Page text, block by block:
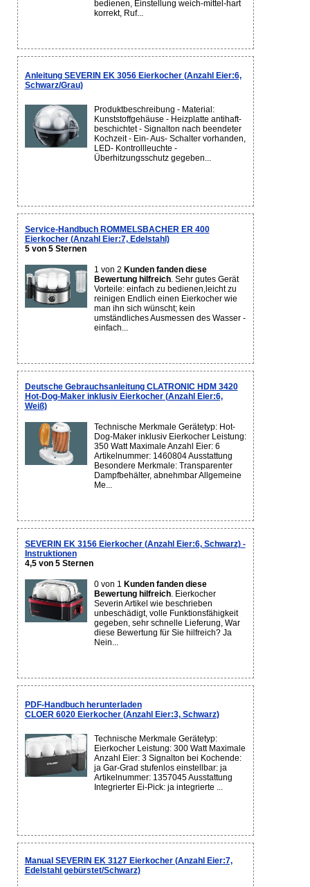
bedienen, Einstellung weich-mittel-hart
korrekt, Ruf...
Anleitung SEVERIN EK 3056 Eierkocher (Anzahl Eier:6,
Schwarz/Grau)
Produktbeschreibung - Material:
Kunststoffgehäuse - Heizplatte antihaft-
beschichtet - Signalton nach beendeter
Kochzeit - Ein- Aus- Schalter vorhanden,
LED- Kontrollleuchte -
Überhitzungsschutz gegeben...
Service-Handbuch ROMMELSBACHER ER 400
Eierkocher (Anzahl Eier:7, Edelstahl)
5 von 5 Sternen
1 von 2 Kunden fanden diese
Bewertung hilfreich. Sehr gutes Gerät
Vorteile: einfach zu bedienen,leicht zu
reinigen Endlich einen Eierkocher wie
man ihn sich wünscht; kein
umständliches Ausmessen des Wasser -
einfach...
Deutsche Gebrauchsanleitung CLATRONIC HDM 3420
Hot-Dog-Maker inklusiv Eierkocher (Anzahl Eier:6,
Weiß)
Technische Merkmale Gerätetyp: Hot-
Dog-Maker inklusiv Eierkocher Leistung:
350 Watt Maximale Anzahl Eier: 6
Artikelnummer: 1460804 Ausstattung
Besondere Merkmale: Transparenter
Dampfbehälter, abnehmbar Allgemeine
Me...
SEVERIN EK 3156 Eierkocher (Anzahl Eier:6, Schwarz) -
Instruktionen
4,5 von 5 Sternen
0 von 1 Kunden fanden diese
Bewertung hilfreich. Eierkocher
Severin Artikel wie beschrieben
unbeschädigt, volle Funktionsfähigkeit
gegeben, sehr schnelle Lieferung, War
diese Bewertung für Sie hilfreich? Ja
Nein...
PDF-Handbuch herunterladen
CLOER 6020 Eierkocher (Anzahl Eier:3, Schwarz)
Technische Merkmale Gerätetyp:
Eierkocher Leistung: 300 Watt Maximale
Anzahl Eier: 3 Signalton bei Kochende:
ja Gar-Grad stufenlos einstellbar: ja
Artikelnummer: 1357045 Ausstattung
Integrierter Ei-Pick: ja integrierte ...
Manual SEVERIN EK 3127 Eierkocher (Anzahl Eier:7,
Edelstahl gebürstet/Schwarz)